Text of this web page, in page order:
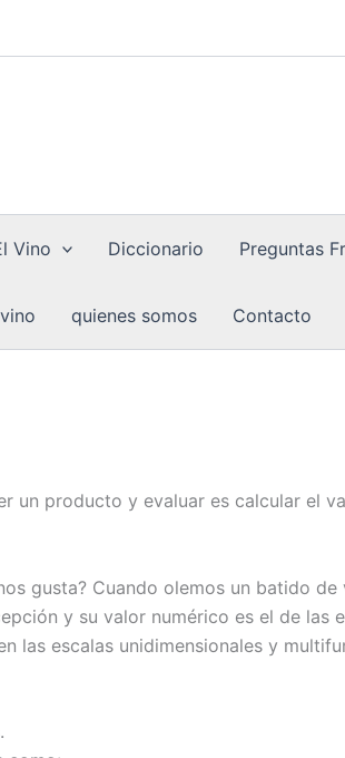
Vino Diccionario Preguntas
quienes somos Contacto
un producto y evaluar es calcular el
gusta? Cuando olemos un batido
y su valor numérico es el de las
las escalas unidimensionales y